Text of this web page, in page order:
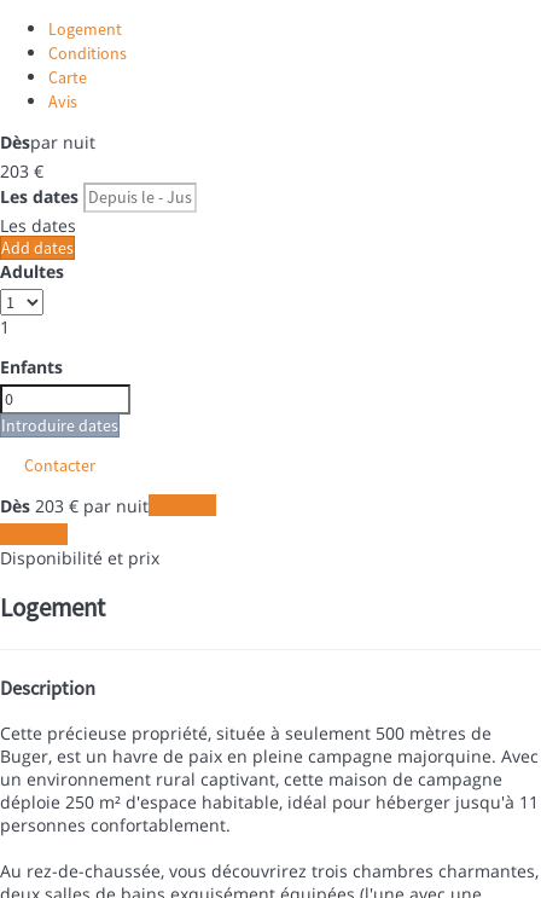
Logement
Conditions
Carte
Avis
Dèspar nuit
203 €
Les dates
Les dates
Add dates
Adultes
1
Enfants
Introduire dates
Contacter
Dès 203 € par nuit
Disponibilité et prix
Logement
Description
Cette précieuse propriété, située à seulement 500 mètres de
Buger, est un havre de paix en pleine campagne majorquine. Avec
un environnement rural captivant, cette maison de campagne
déploie 250 m² d'espace habitable, idéal pour héberger jusqu'à 11
personnes confortablement.
Au rez-de-chaussée, vous découvrirez trois chambres charmantes,